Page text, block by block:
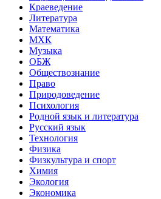
Краеведение
Литература
Математика
МХК
Музыка
ОБЖ
Обществознание
Право
Природоведение
Психология
Родной язык и литература
Русский язык
Технология
Физика
Физкультура и спорт
Химия
Экология
Экономика